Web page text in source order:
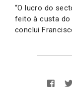
“O lucro do
feito à custa do
conclui